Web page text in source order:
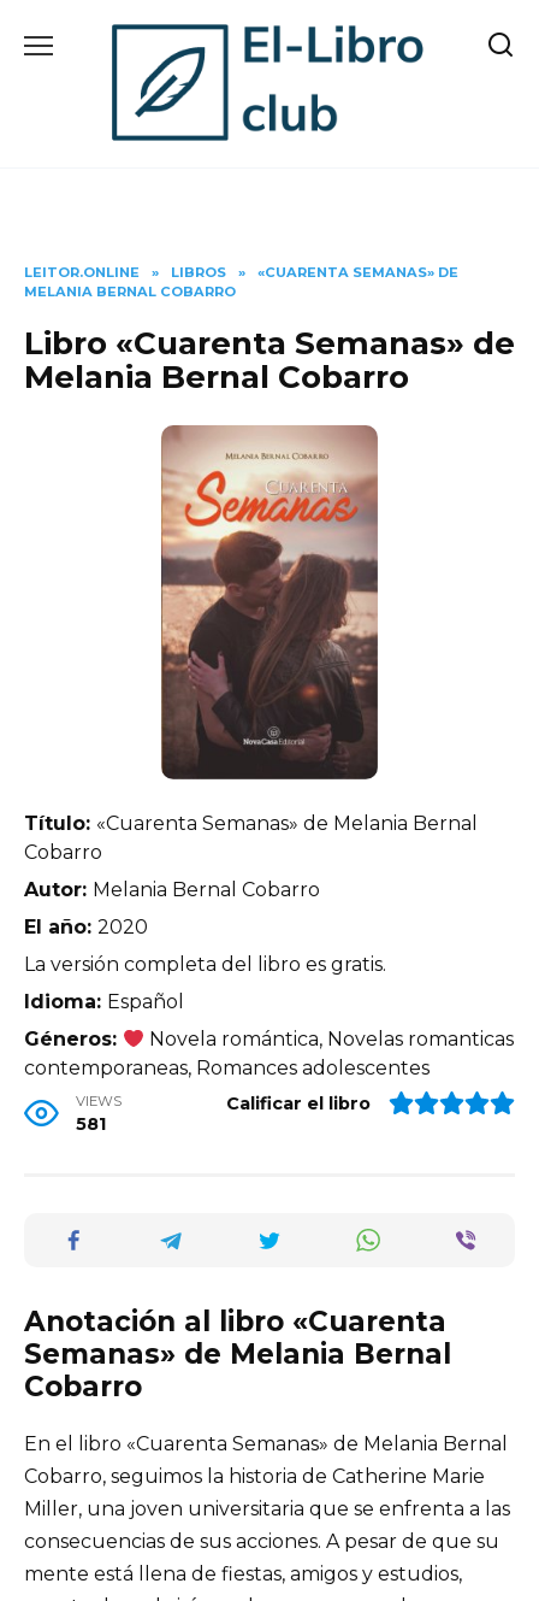
LEITOR.ONLINE » LIBROS »
«CUARENTA SEMANAS» DE
MELANIA BERNAL COBARRO
Libro «Cuarenta Semanas» de
Melania Bernal Cobarro
Título: «Cuarenta Semanas» de Melania Bernal
Cobarro
Autor: Melania Bernal Cobarro
El año: 2020
La versión completa del libro es gratis.
Idioma: Español
Géneros:
Novela romántica, Novelas romanticas
contemporaneas, Romances adolescentes
VIEWS
581
Calificar el libro
Anotación al libro «Cuarenta
Semanas» de Melania Bernal
Cobarro
En el libro «Cuarenta Semanas» de Melania Bernal
Cobarro, seguimos la historia de Catherine Marie
Miller, una joven universitaria que se enfrenta a las
consecuencias de sus acciones. A pesar de que su
mente está llena de fiestas, amigos y estudios,